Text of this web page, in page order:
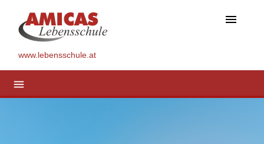
menu
www.lebensschule.at
menu